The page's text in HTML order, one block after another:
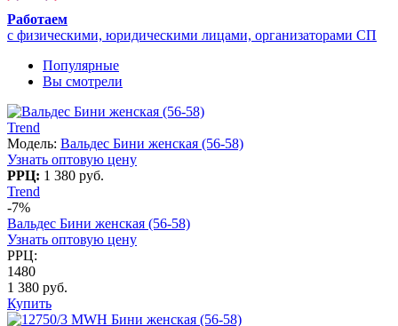
Работаем
с физическими, юридическими лицами, организаторами СП
Популярные
Вы смотрели
Trend
Модель: Вальдес Бини женская (56-58)
Узнать оптовую цену
РРЦ: 1 380 руб.
Trend
-7%
Вальдес Бини женская (56-58)
Узнать оптовую цену
РРЦ:
1480
1 380 руб.
Купить